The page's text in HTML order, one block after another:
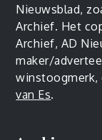
Nieuwsblad,
Archief. Het
Archief, AD
maker/
winstoogmerk,
van Es.